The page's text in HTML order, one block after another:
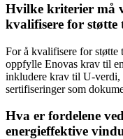
Hvilke kriterier må
kvalifisere for
For å kvalifisere for
oppfylle Enovas krav til
inkludere krav til U-verdi,
sertifiseringer som
Hva er fordelene
energieffektive